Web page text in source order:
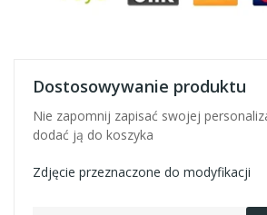
Dostosowywanie produktu
Nie zapomnij zapisać swojej
dodać ją do koszyka
Zdjęcie przeznaczone do modyfikacji